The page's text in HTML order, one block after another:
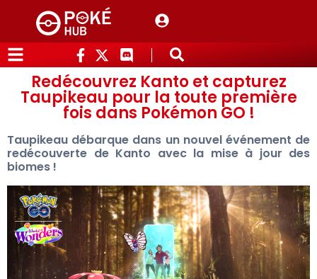
Redécouvrez Kanto et capturez
Taupikeau pour la toute première
fois dans Pokémon GO !
Taupikeau débarque dans un nouvel événement de
redécouverte de Kanto avec la mise à jour des
biomes !